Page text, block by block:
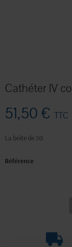
Cathéter IV
51,50 € TTC
La boîte de 50.
Référence